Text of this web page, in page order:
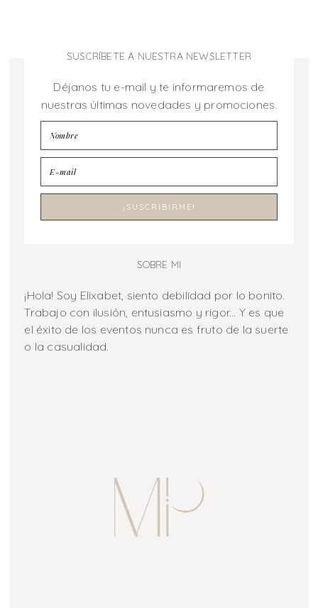
SUSCRÍBETE A NUESTRA NEWSLETTER
Déjanos tu e-mail y te informaremos de
nuestras últimas novedades y promociones.
SOBRE MI
¡Hola! Soy Elixabet, siento debilidad por lo bonito.
Trabajo con ilusión, entusiasmo y rigor... Y es que
el éxito de los eventos nunca es fruto de la suerte
o la casualidad.